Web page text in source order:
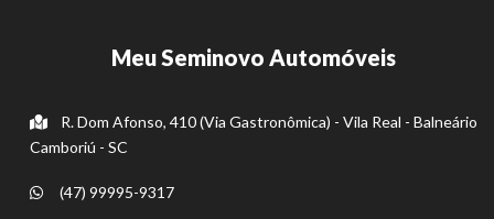
Meu Seminovo Automóveis
R. Dom Afonso, 410 (Via Gastronômica) - Vila Real - Balneário
Camboriú - SC
(47) 99995-9317